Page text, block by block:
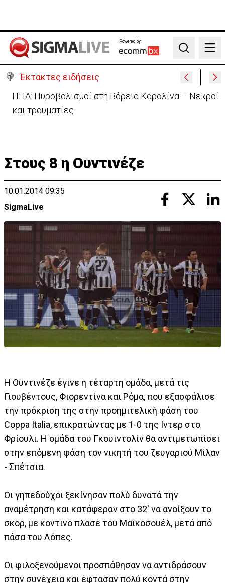
Powered by:
Search
Έκτακτες ειδήσεις
ΗΠΑ: Πυροβολισμοί στη Βόρεια Καρολίνα – Νεκροί
και τραυματίες
Στους 8 η Ουντινέζε
10.01.2014 09:35
SigmaLive
Η Ουντινέζε έγινε η τέταρτη ομάδα, μετά τις
Γιουβέντους, Φιορεντίνα και Ρόμα, που εξασφάλισε
την πρόκριση της στην προημιτελική φάση του
Coppa Italia, επικρατώντας με 1-0 της Ιντερ στο
Φρίουλι. Η ομάδα του Γκουιντολίν θα αντιμετωπίσει
στην επόμενη φάση τον νικητή του ζευγαριού Μίλαν
- Σπέτσια.
Οι γηπεδούχοι ξεκίνησαν πολύ δυνατά την
αναμέτρηση και κατάφεραν στο 32' να ανοίξουν το
σκορ, με κοντινό πλασέ του Μαϊκοσουέλ, μετά από
πάσα του Λόπες.
Οι φιλοξενούμενοι προσπάθησαν να αντιδράσουν
στην συνέχεια και έφτασαν πολύ κοντά στην